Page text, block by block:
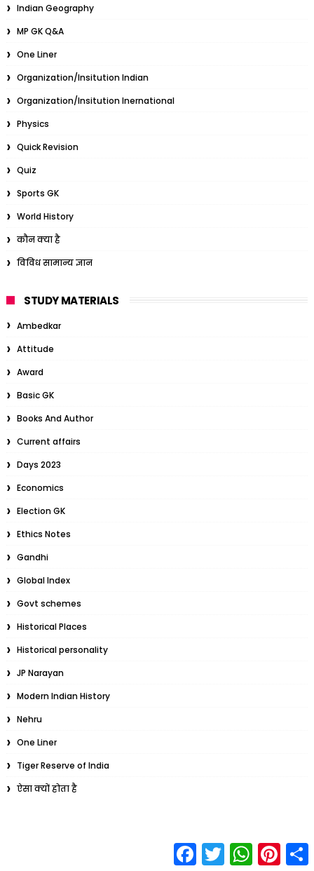
Indian Geography
MP GK Q&A
One Liner
Organization/Insitution Indian
Organization/Insitution Inernational
Physics
Quick Revision
Quiz
Sports GK
World History
कौन क्या है
विविध सामान्य ज्ञान
STUDY MATERIALS
Ambedkar
Attitude
Award
Basic GK
Books And Author
Current affairs
Days 2023
Economics
Election GK
Ethics Notes
Gandhi
Global Index
Govt schemes
Historical Places
Historical personality
JP Narayan
Modern Indian History
Nehru
One Liner
Tiger Reserve of India
ऐसा क्यों होता है
a
T
w
W
h